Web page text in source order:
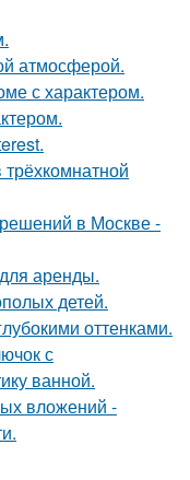
атмосферой.
с характером.
в Москве -
аренды.
детей.
оттенками.
с
ванной.
вложений -